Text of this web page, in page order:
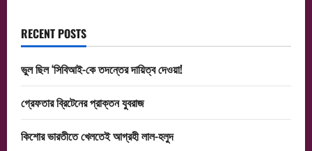
RECENT POSTS
ভুল ছিল ‘সিবিআই-কে তদন্তের দায়িত্ব দেওয়া!
গ্রেফতার ব্রিটেনের প্রাক্তন যুবরাজ
কিশোর ভারতীতে খেলতেই আগ্রহী লাল-হলুদ